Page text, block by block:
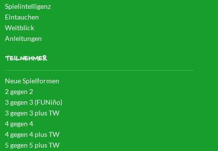
Spielintelligenz
Eintauchen
Weitblick
Anleitungen
TEILNEHMER
Neue Spielformen
2 gegen 2
3 gegen 3 (FUNiño)
3 gegen 3 plus TW
4 gegen 4
4 gegen 4 plus TW
5 gegen 5 plus TW